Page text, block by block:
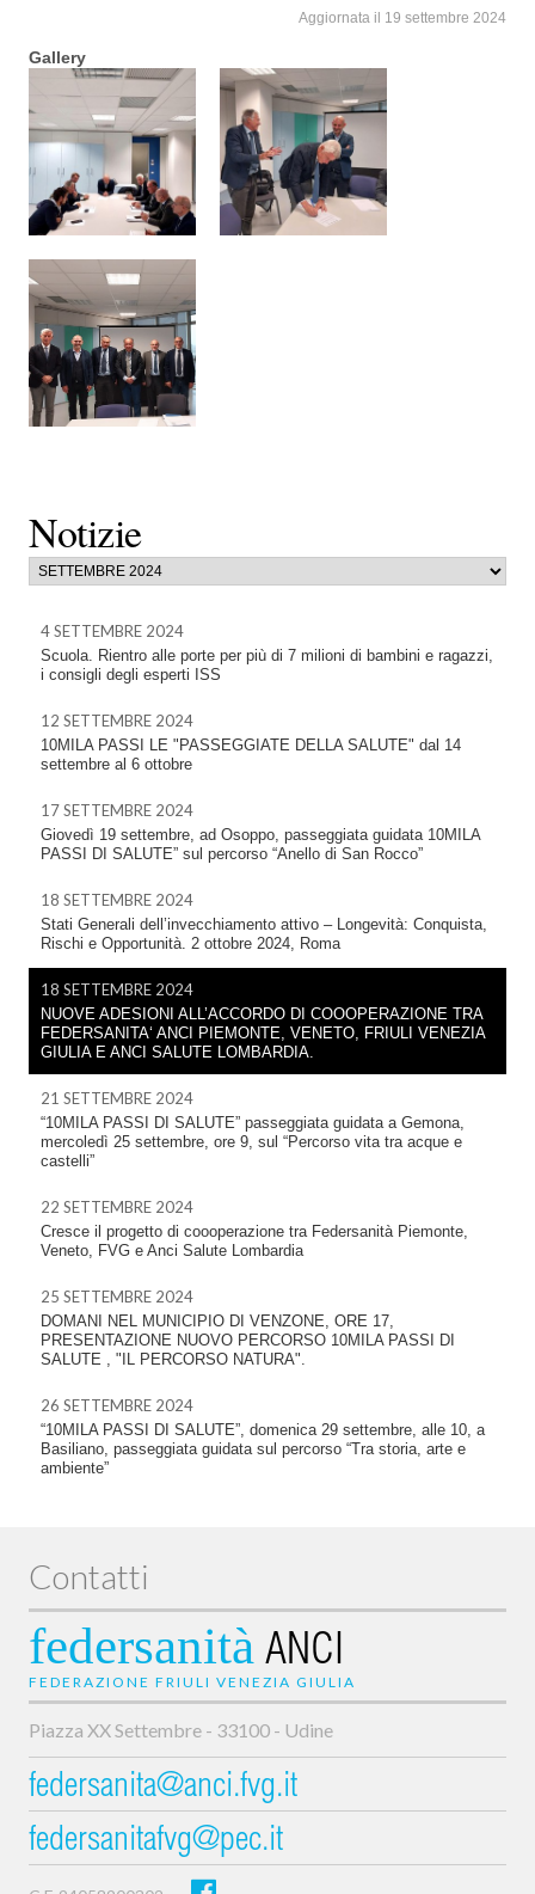
Notizie
4 SETTEMBRE 2024
Scuola. Rientro alle porte per più di 7 milioni di bambini e ragazzi,
i consigli degli esperti ISS
12 SETTEMBRE 2024
10MILA PASSI LE "PASSEGGIATE DELLA SALUTE" dal 14
settembre al 6 ottobre
17 SETTEMBRE 2024
Giovedì 19 settembre, ad Osoppo, passeggiata guidata 10MILA
PASSI DI SALUTE” sul percorso “Anello di San Rocco”
18 SETTEMBRE 2024
Stati Generali dell’invecchiamento attivo – Longevità: Conquista,
Rischi e Opportunità. 2 ottobre 2024, Roma
18 SETTEMBRE 2024
NUOVE ADESIONI ALL’ACCORDO DI COOOPERAZIONE TRA
FEDERSANITA‘ ANCI PIEMONTE, VENETO, FRIULI VENEZIA
GIULIA E ANCI SALUTE LOMBARDIA.
21 SETTEMBRE 2024
“10MILA PASSI DI SALUTE” passeggiata guidata a Gemona,
mercoledì 25 settembre, ore 9, sul “Percorso vita tra acque e
castelli”
22 SETTEMBRE 2024
Cresce il progetto di coooperazione tra Federsanità Piemonte,
Veneto, FVG e Anci Salute Lombardia
25 SETTEMBRE 2024
DOMANI NEL MUNICIPIO DI VENZONE, ORE 17,
PRESENTAZIONE NUOVO PERCORSO 10MILA PASSI DI
SALUTE , "IL PERCORSO NATURA".
26 SETTEMBRE 2024
“10MILA PASSI DI SALUTE”, domenica 29 settembre, alle 10, a
Basiliano, passeggiata guidata sul percorso “Tra storia, arte e
ambiente”
Aggiornata il 19 settembre 2024
Gallery
Contatti
federsanità ANCI
FEDERAZIONE FRIULI VENEZIA GIULIA
Piazza XX Settembre - 33100 - Udine
federsanita@anci.fvg.it
federsanitafvg@pec.it